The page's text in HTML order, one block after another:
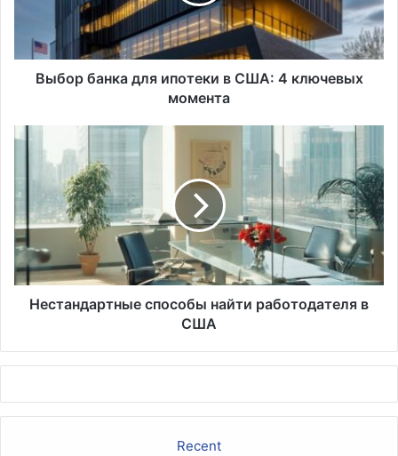
ключевых
момента
Выбор банка для ипотеки в США: 4 ключевых
момента
Нестандартные
способы
работодателя
США
Нестандартные способы найти работодателя в
США
Recent